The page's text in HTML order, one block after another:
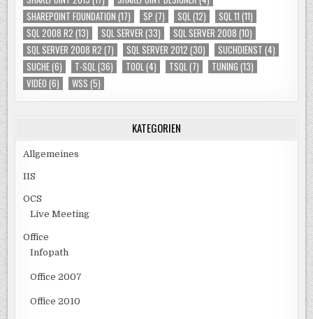
SHAREPOINT FOUNDATION (17) SP (7) SQL (12) SQL 11 (11)
SQL 2008 R2 (13) SQL SERVER (33) SQL SERVER 2008 (10)
SQL SERVER 2008 R2 (7) SQL SERVER 2012 (30) SUCHDIENST (4)
SUCHE(6) T-SQL (36) TOOL (4) TSQL (7) TUNING (13)
VIDEO (6) WSS (5)
KATEGORIEN
Allgemeines
IIS
OCS
Live Meeting
Office
Infopath
Office 2007
Office 2010